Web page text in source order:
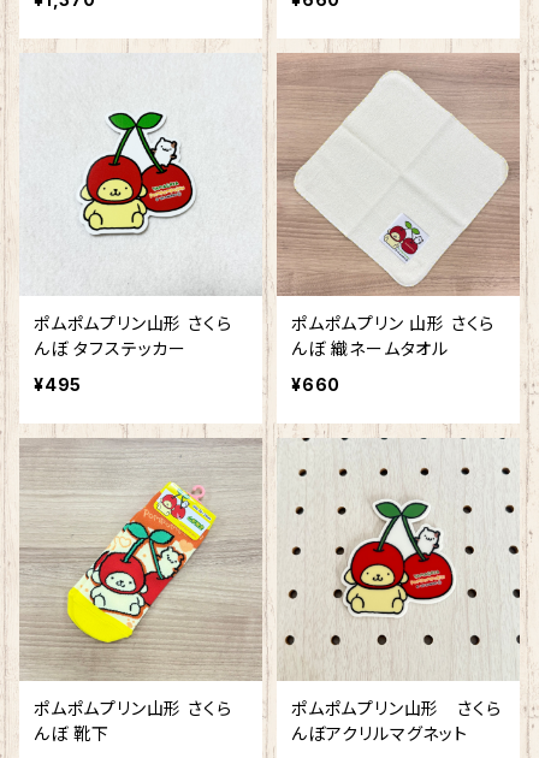
ポムポムプリン山形 さくら
んぼ タフステッカー
¥495
ポムポムプリン 山形 さくら
んぼ 織ネームタオル
¥660
ポムポムプリン山形 さくら
んぼ 靴下
ポムポムプリン山形 さくら
んぼアクリルマグネット